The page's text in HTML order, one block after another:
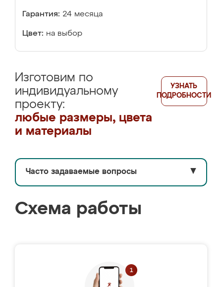
Гарантия: 24 месяца
Цвет: на выбор
Изготовим по
индивидуальному
проекту:
любые размеры, цвета
и материалы
УЗНАТЬ
ПОДРОБНОСТИ
Часто задаваемые вопросы ▼
Схема работы